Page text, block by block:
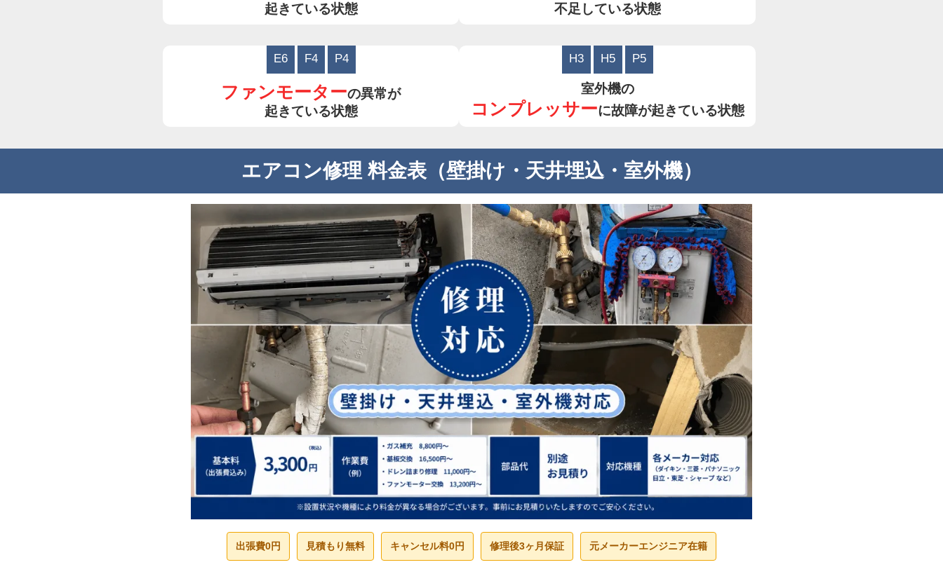
起きている状態
不足している状態
E6 F4 P4
ファンモーターの異常が
起きている状態
H3 H5 P5
室外機の
コンプレッサーに故障が起きている状態
エアコン修理 料金表（壁掛け・天井埋込・室外機）
出張費0円 見積もり無料 キャンセル料0円 修理後3ヶ月保証 元メーカーエンジニア在籍